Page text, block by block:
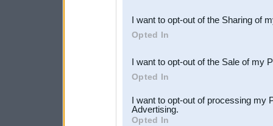
Downstream Participants
third parties.
I want to opt-out of the Sharing of
Opted In
I want to opt-out of the Sale of my
Opted In
I want to opt-out of processing my
Advertising.
Opted In